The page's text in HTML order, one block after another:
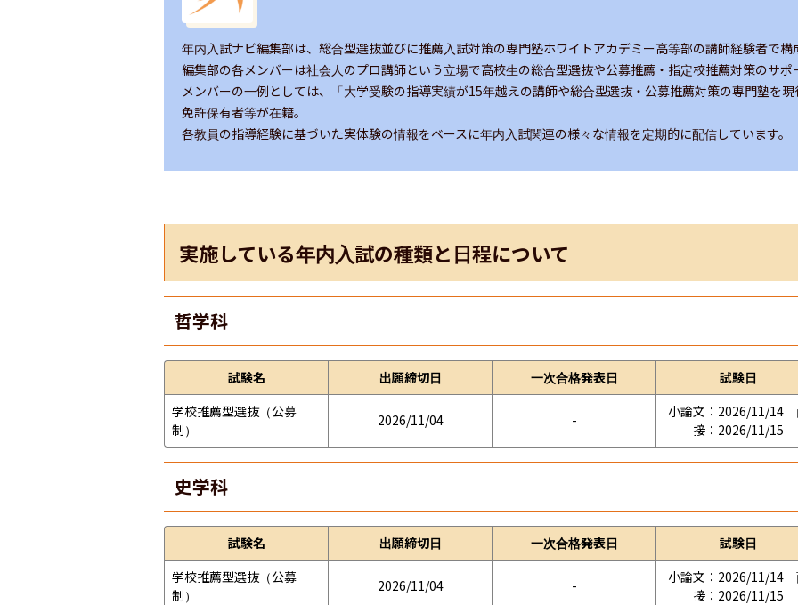
年内入試ナビ編集部は、総合型選抜並びに推薦入試対策の専門塾ホワイトアカデミー高等部の講師経験者で構
編集部の各メンバーは社会人のプロ講師という立場で高校生の総合型選抜や公募推薦・指定校推薦対策のサポ
メンバーの一例としては、「大学受験の指導実績が15年越えの講師や総合型選抜・公募推薦対策の専門塾を
免許保有者等が在籍。
各教員の指導経験に基づいた実体験の情報をベースに年内入試関連の様々な情報を定期的に配信しています。
実施している年内入試の種類と日程について
哲学科
試験名 出願締切日 一次合格発表日 試験日
学校推薦型選抜（公募
制）
2026/11/04 -
小論文：2026/11/14
接：2026/11/15
史学科
試験名 出願締切日 一次合格発表日 試験日
学校推薦型選抜（公募
制）
2026/11/04 -
小論文：2026/11/14
接：2026/11/15